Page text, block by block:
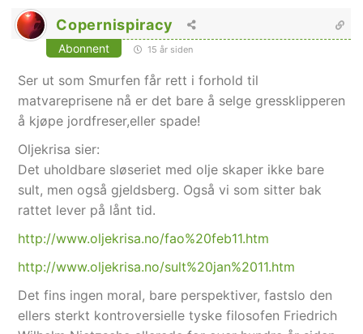
Copernispiracy
Abonnent 15 år siden
Ser ut som Smurfen får rett i forhold til
matvareprisene nå er det bare å selge gressklipperen
å kjøpe jordfreser,eller spade!
Oljekrisa sier:
Det uholdbare sløseriet med olje skaper ikke bare
sult, men også gjeldsberg. Også vi som sitter bak
rattet lever på lånt tid.
http://www.oljekrisa.no/fao%20feb11.htm
http://www.oljekrisa.no/sult%20jan%2011.htm
Det fins ingen moral, bare perspektiver, fastslo den
ellers sterkt kontroversielle tyske filosofen Friedrich